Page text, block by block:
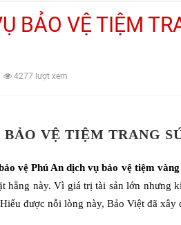
BẢO VỆ TIỆM
4277 lượt xem
VỆ TIỆM TRANG
vệ Phú An dịch vụ bảo vệ tiệm
hằng này. Vì giá trị tài sản lớn nhưng
được nỗi lòng này, Bảo Việt đã